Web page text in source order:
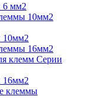
6 мм2
10мм2
10мм2
16мм2
клемм Серии
16мм2
клеммы